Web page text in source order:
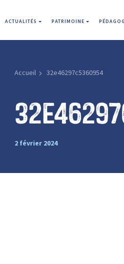
ACTUALITÉS PATRIMOINE
Accueil 32e46297c5360954
2 février 2024